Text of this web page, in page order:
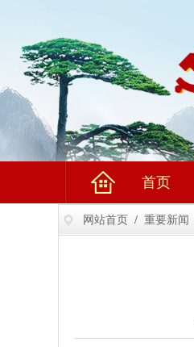
首页
网站首页 / 重要新闻